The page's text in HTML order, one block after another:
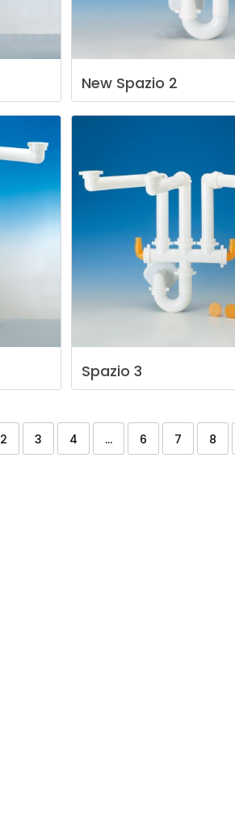
New Spazio 2
Spazio 3
2 3 4 ... 6 7 8